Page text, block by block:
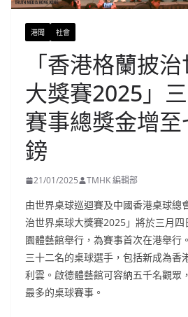
港聞 社會
「香港格蘭披
大獎賽2025」
賽事總獎金增
鎊
21/01/2025 TMHK 編輯部
由世界桌球巡迴賽及中國香港桌球總
治世界桌球大獎賽2025」將於三月
園體藝館舉行，為賽事首次在港舉行
三十二名的桌球選手，包括新成為香
利雲。啟德體藝館可容納五千名觀眾
最多的桌球賽事。